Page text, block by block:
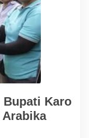
Bupati Karo